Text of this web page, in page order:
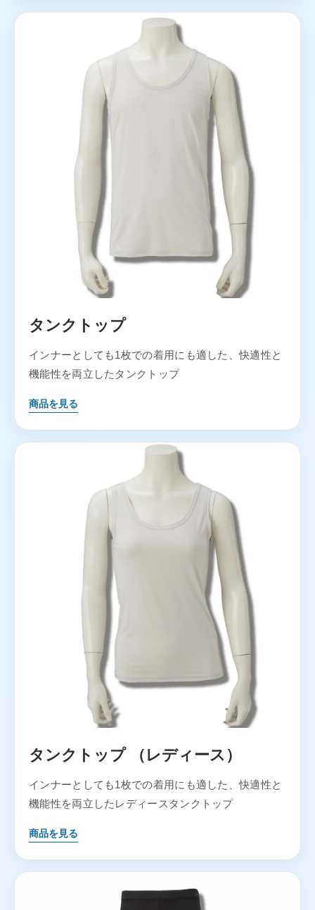
タンクトップ
インナーとしても1枚での着用にも適した、快適性と
機能性を両立したタンクトップ
商品を見る
タンクトップ （レディース）
インナーとしても1枚での着用にも適した、快適性と
機能性を両立したレディースタンクトップ
商品を見る